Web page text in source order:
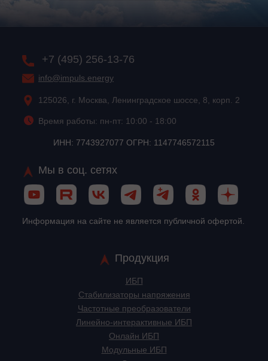
+7 (495) 256-13-76
info@impuls.energy
125026, г. Москва, Ленинградское шоссе, 8, корп. 2
Время работы: пн-пт: 10:00 - 18:00
ИНН: 7743927077 ОГРН: 1147746572115
Мы в соц. сетях
Информация на сайте не является публичной офертой.
Продукция
ИБП
Стабилизаторы напряжения
Частотные преобразователи
Линейно-интерактивные ИБП
Онлайн ИБП
Модульные ИБП